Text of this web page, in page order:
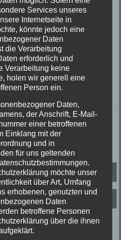
,Florian Elzach 1/51
Richtung Yach.
B2 Kaminbrand
Services unseres
Internetseite in
könnte jedoch eine
Daten
die Verarbeitung
erforderlich und
Verarbeitung keine
holen wir generell eine
Person ein.
Daten,
der Anschrift, E-Mail-
einer betroffenen
Einklang mit der
und in
für uns geltenden
möchte unser
über Art, Umfang
erhobenen, genutzten und
Daten
betroffene Personen
über die ihnen